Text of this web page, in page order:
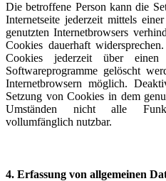
Die betroffene Person kann die
Internetseite jederzeit mittels
genutzten Internetbrowsers
Cookies dauerhaft
Cookies jederzeit über einen
Softwareprogramme gelöscht
Internetbrowsern möglich.
Setzung von Cookies in dem
Umständen nicht alle
vollumfänglich nutzbar.
4. Erfassung von allgemeinen